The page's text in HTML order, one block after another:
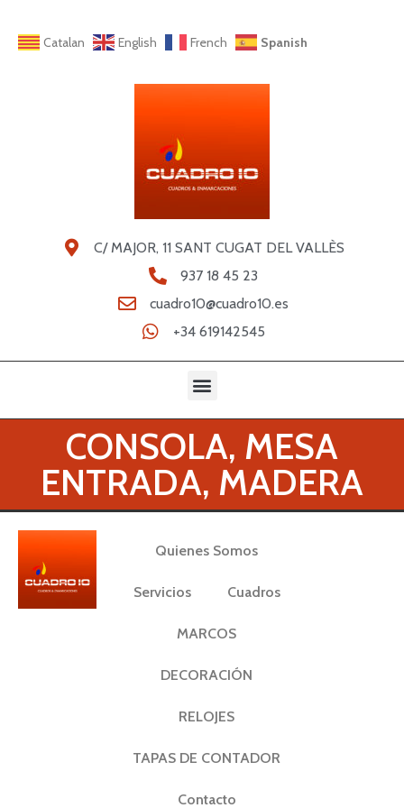
Catalan English French Spanish
C/ MAJOR, 11 SANT CUGAT DEL VALLÈS
937 18 45 23
cuadro10@cuadro10.es
+34 619142545
CONSOLA, MESA
ENTRADA, MADERA
Quienes Somos
Servicios Cuadros
MARCOS
DECORACIÓN
RELOJES
TAPAS DE CONTADOR
Contacto